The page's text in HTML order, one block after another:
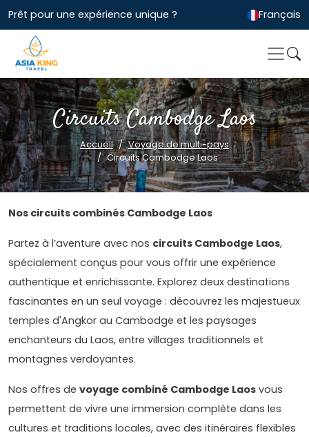
Prêt pour une expérience unique ? Français
Circuits Cambodge Laos
Accueil
Voyage de multi-pays
Circuits Cambodge Laos
Nos circuits combinés Cambodge Laos
Partez à l’aventure avec nos circuits Cambodge Laos,
spécialement conçus pour vous offrir une expérience
authentique et enrichissante. Explorez deux destinations
fascinantes en un seul voyage : découvrez les majestueux
temples d'Angkor au Cambodge et les paysages
enchanteurs du Laos, entre villages traditionnels et
montagnes verdoyantes.
Nos offres de voyage combiné Cambodge Laos vous
permettent de vivre une immersion complète dans les
cultures et traditions locales, avec des itinéraires flexibles